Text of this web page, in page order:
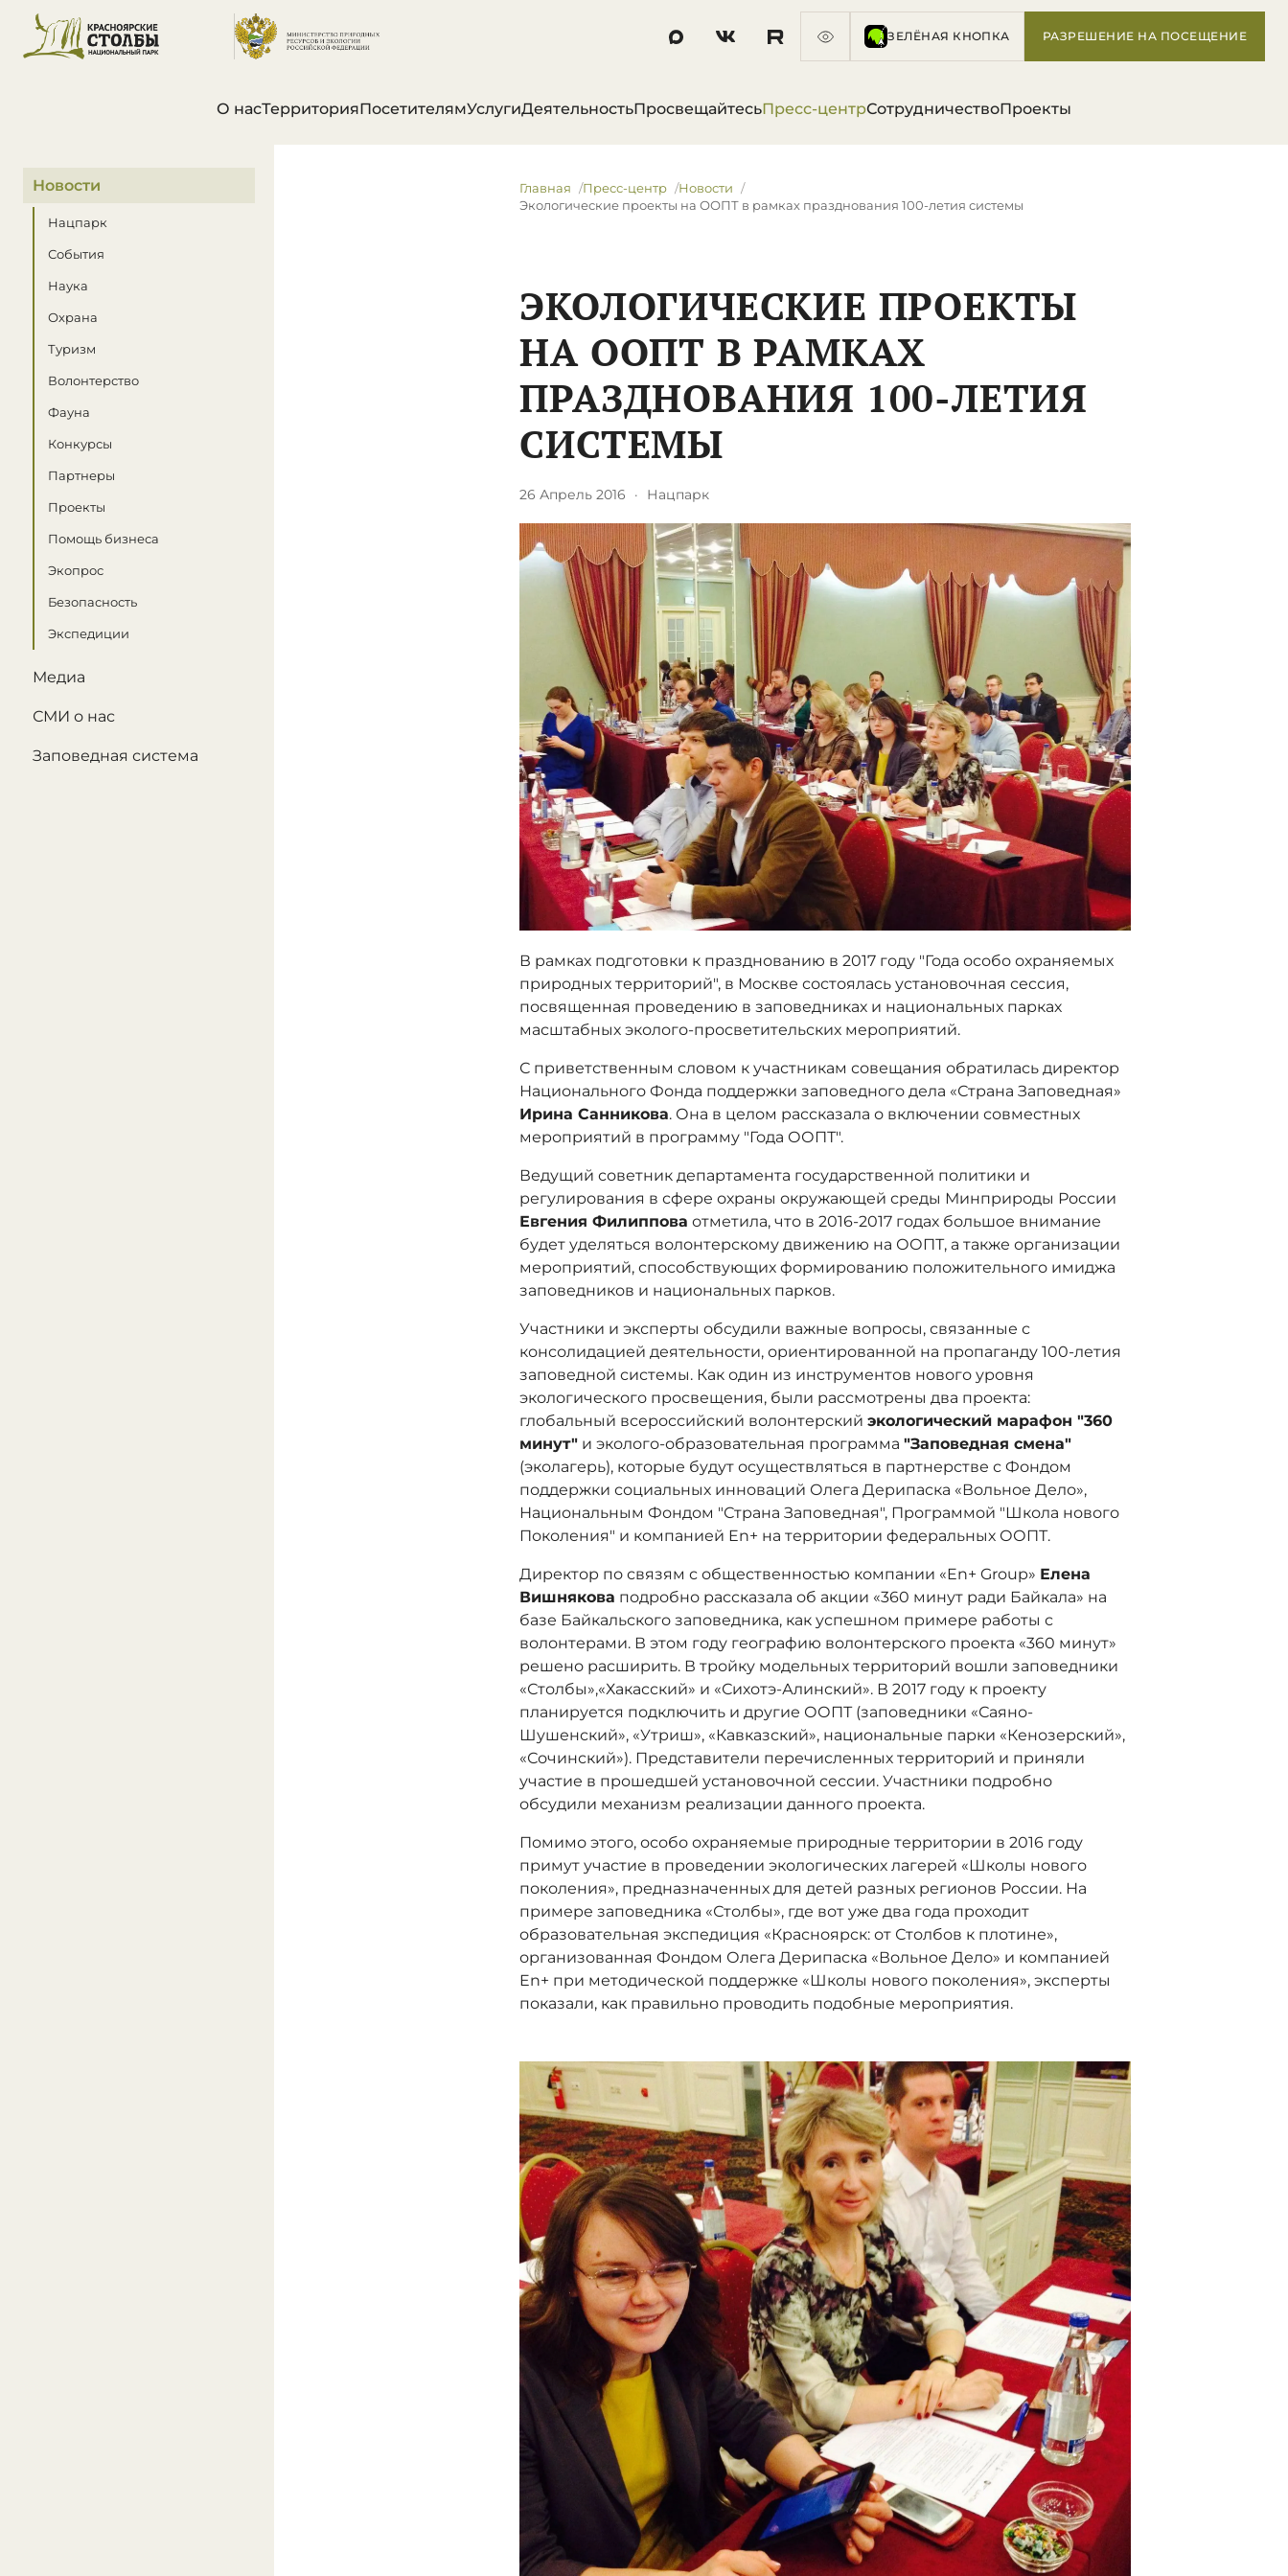
ЗЕЛЁНАЯ КНОПКА РАЗРЕШЕНИЕ НА ПОСЕЩЕНИЕ
О насТерриторияПосетителямУслугиДеятельностьПросвещайтесьПресс-центрСотрудничествоПроекты
В этом разделе
Новости
Нацпарк
События
Наука
Охрана
Туризм
Волонтерство
Фауна
Конкурсы
Партнеры
Проекты
Помощь бизнеса
Экопрос
Безопасность
Экспедиции
Медиа
СМИ о нас
Заповедная система
Главная Пресс-центр
Новости
Экологические проекты на ООПТ в рамках празднования 100-летия системы
ЭКОЛОГИЧЕСКИЕ ПРОЕКТЫ
НА ООПТ В РАМКАХ
ПРАЗДНОВАНИЯ 100-ЛЕТИЯ
СИСТЕМЫ
26 Апрель 2016 · Нацпарк
В рамках подготовки к празднованию в 2017 году "Года особо охраняемых
природных территорий", в Москве состоялась установочная сессия,
посвященная проведению в заповедниках и национальных парках
масштабных эколого-просветительских мероприятий.
С приветственным словом к участникам совещания обратилась директор
Национального Фонда поддержки заповедного дела «Страна Заповедная»
Ирина Санникова. Она в целом рассказала о включении совместных
мероприятий в программу "Года ООПТ".
Ведущий советник департамента государственной политики и
регулирования в сфере охраны окружающей среды Минприроды России
Евгения Филиппова отметила, что в 2016-2017 годах большое внимание
будет уделяться волонтерскому движению на ООПТ, а также организации
мероприятий, способствующих формированию положительного имиджа
заповедников и национальных парков.
Участники и эксперты обсудили важные вопросы, связанные с
консолидацией деятельности, ориентированной на пропаганду 100-летия
заповедной системы. Как один из инструментов нового уровня
экологического просвещения, были рассмотрены два проекта:
глобальный всероссийский волонтерскийэкологический марафон "360
минут" и эколого-образовательная программа"Заповедная смена"
(эколагерь), которые будут осуществляться в партнерстве с Фондом
поддержки социальных инноваций Олега Дерипаска «Вольное Дело»,
Национальным Фондом "Страна Заповедная", Программой "Школа нового
Поколения" и компанией En+ на территории федеральных ООПТ.
Директор по связям с общественностью компании «En+ Group» Елена
Вишнякова подробно рассказала об акции «360 минут ради Байкала» на
базе Байкальского заповедника, как успешном примере работы с
волонтерами. В этом году географию волонтерского проекта «360 минут»
решено расширить. В тройку модельных территорий вошли заповедники
«Столбы»,«Хакасский» и «Сихотэ-Алинский». В 2017 году к проекту
планируется подключить и другие ООПТ (заповедники «Саяно-
Шушенский», «Утриш», «Кавказский», национальные парки «Кенозерский»,
«Сочинский»). Представители перечисленных территорий и приняли
участие в прошедшей установочной сессии. Участники подробно
обсудили механизм реализации данного проекта.
Помимо этого, особо охраняемые природные территории в 2016 году
примут участие в проведении экологических лагерей «Школы нового
поколения», предназначенных для детей разных регионов России. На
примере заповедника «Столбы», где вот уже два года проходит
образовательная экспедиция «Красноярск: от Столбов к плотине»,
организованная Фондом Олега Дерипаска «Вольное Дело» и компанией
En+ при методической поддержке «Школы нового поколения», эксперты
показали, как правильно проводить подобные мероприятия.